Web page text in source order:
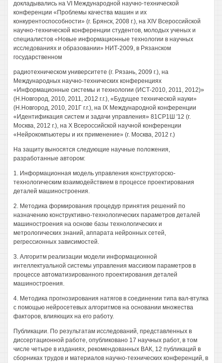
докладывались на VI Международной научно-технической
конференции «Проблемы качества машин и их
конкурентоспособности» (г. Брянск, 2008 г.), на XIV Всероссийской
научно-технической конференции студентов, молодых ученых и
специалистов «Новые информационные технологии в научных
исследованиях и образовании» НИТ-2009, в Рязанском
государственном
радиотехническом университете (г. Рязань, 2009 г.), на
Международных научно-технических конференциях
«Информационные системы и технологии (ИСТ-2010, 2011, 2012)»
(Н.Новгород, 2010, 2011, 2012 г.г.), «Будущее технической науки»
(Н.Новгород, 2010, 201Г г.г.), на IX Международной конференции
«Идентификация систем и задачи управления» 81СР1Ш '12 (г.
Москва, 2012 г.), на X Всероссийской научной конференции
«Нейрокомпьютеры и их применение» (г. Москва, 2012 г.)
На защиту выносятся следующие научные положения,
разработанные автором:
1. Информационная модель управления конструкторско-
технологическим взаимодействием в процессе проектирования
деталей машиностроения.
2. Методика формирования процедур принятия решений по
назначению конструктивно-технологических параметров деталей
машиностроения на основе базы технологических и
метрологических знаний, аппарата нейронных сетей,
регрессионных зависимостей.
3. Алгоритм реализации модели информационной
интеллектуальной системы управления массивом параметров в
процессе автоматизированного проектирования деталей
машиностроения.
4. Методика прогнозирования натягов в соединении типа вал-втулка
с помощью нейросетевых алгоритмов на основании множества
факторов, влияющих на его работу.
Публикации. По результатам исследований, представленных в
диссертационной работе, опубликовано 17 научных работ, в том
числе четыре в изданиях, рекомендованных ВАК, 12 публикаций в
сборниках трудов и материалов научно-технических конференций, в